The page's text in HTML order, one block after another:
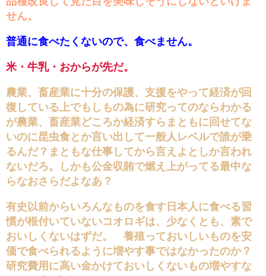
せん。
普通に食べたくないので、食べません。
米・牛乳・おからが先だ。
農業、畜産業に十分の保護、支援をやって経済が回
復している上でもしもの為に研究ってのならわかる
が農業、畜産業どころか経済すらまともに回せてな
いのに昆虫食とか言い出して一般人レベルで誰が乗
るんだ？まともな仕事してから言えよとしか言われ
ないだろ。しかも公金収賄で燃え上がってる最中な
らなおさらだよなあ？
有史以前からいろんなものを食す日本人に食べる習
慣が根付いていないコオロギは、少なくとも、素で
おいしくないはずだ。 養殖っておいしいものを安
価で食べられるように増やす事ではなかったのか？
研究費用に高い金かけておいしくないもの増やすな